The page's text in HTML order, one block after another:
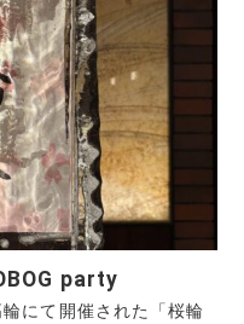
party
にて開催された「桜輪